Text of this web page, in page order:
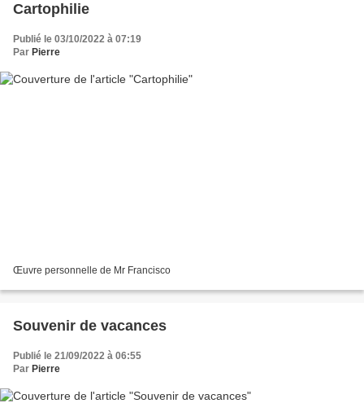
Cartophilie
Publié le 03/10/2022 à 07:19
Par Pierre
Œuvre personnelle de Mr Francisco
Souvenir de vacances
Publié le 21/09/2022 à 06:55
Par Pierre